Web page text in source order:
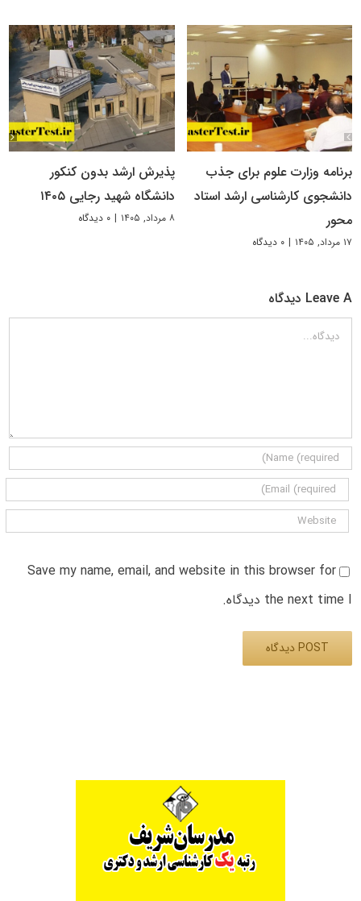
برنامه وزارت علوم برای جذب
دانشجوی کارشناسی ارشد استاد
محور
۱۷ مرداد, ۱۴۰۵ | ۰ دیدگاه
پذیرش ارشد بدون کنکور
دانشگاه شهید رجایی ۱۴۰۵
۸ مرداد, ۱۴۰۵ | ۰ دیدگاه
Leave A دیدگاه
دیدگاه
Save my name, email, and website in this browser for
the next time I دیدگاه.